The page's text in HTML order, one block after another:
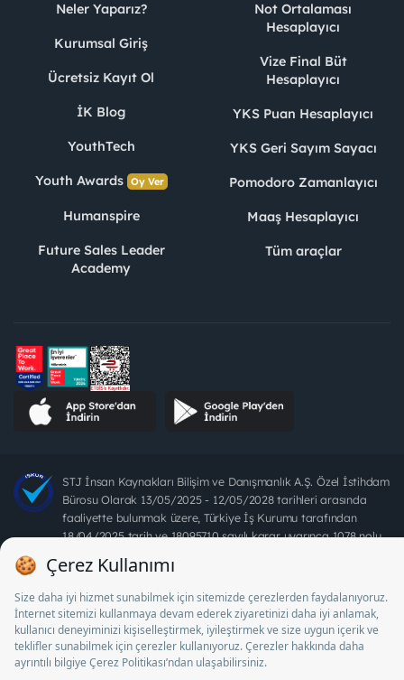
Neler Yaparız?
Kurumsal Giriş
Ücretsiz Kayıt Ol
İK Blog
YouthTech
Youth Awards Oy Ver
Humanspire
Future Sales Leader
Academy
Not Ortalaması
Hesaplayıcı
Vize Final Büt
Hesaplayıcı
YKS Puan Hesaplayıcı
YKS Geri Sayım Sayacı
Pomodoro Zamanlayıcı
Maaş Hesaplayıcı
Tüm araçlar
STJ İnsan Kaynakları Bilişim ve Danışmanlık A.Ş. Özel İstihdam
Bürosu Olarak 13/05/2025 - 12/05/2028 tarihleri arasında
faaliyette bulunmak üzere, Türkiye İş Kurumu tarafından
18/04/2025 tarih ve 18095710 sayılı karar uyarınca 1078 nolu
arayanlardan ücret alınması yasaktır.